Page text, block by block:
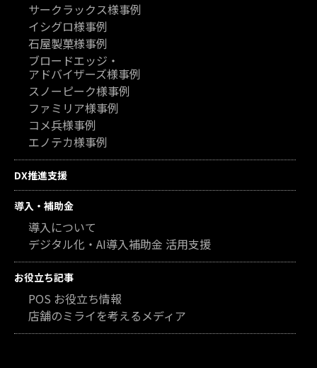
サークラックス様事例
イシグロ様事例
石屋製菓様事例
ブロードエッジ・
アドバイザーズ様事例
スノーピーク様事例
ファミリア様事例
コメ兵様事例
エノテカ様事例
DX推進支援
導入・補助金
導入について
デジタル化・AI導入補助金 活用支援
お役立ち記事
POS お役立ち情報
店舗のミライを考えるメディア